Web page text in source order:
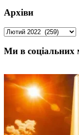
Архіви
Архіви
Ми в соціальних